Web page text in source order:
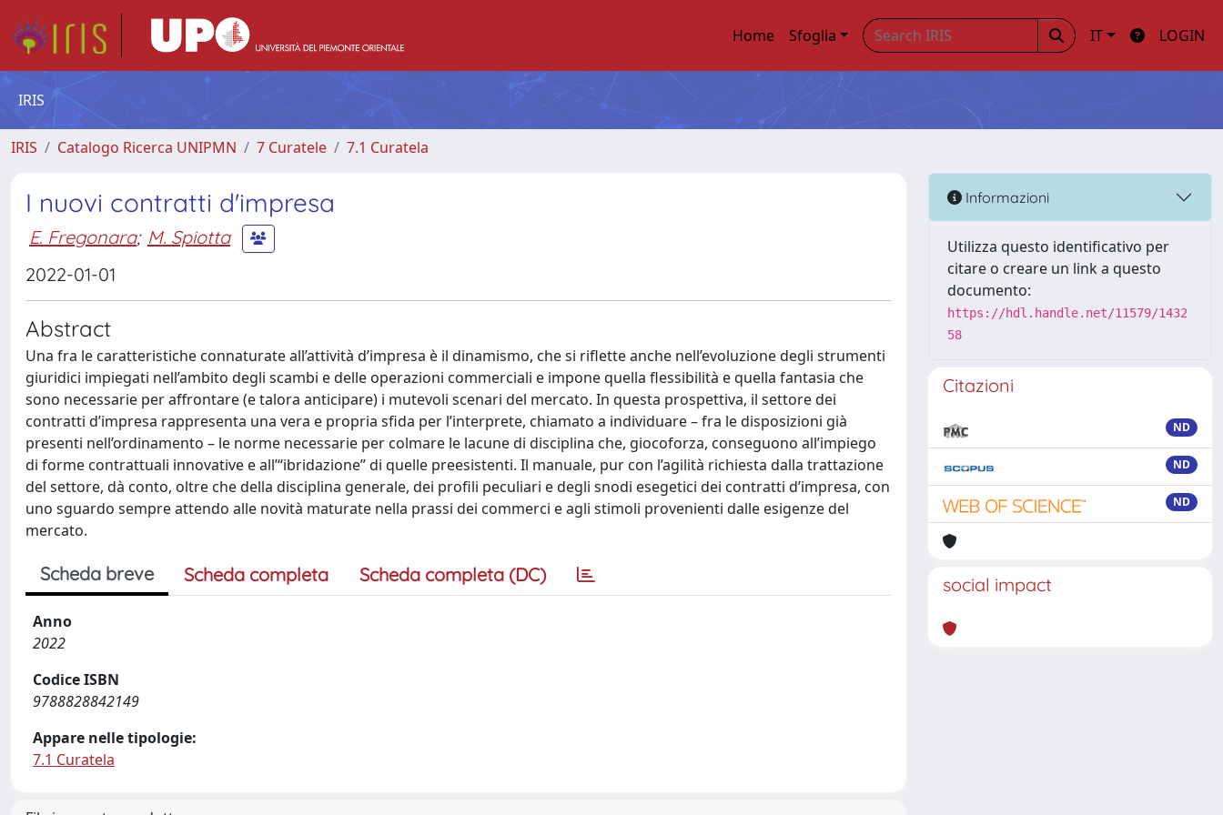
Home Sfoglia IT LOGIN
IRIS
IRIS Catalogo Ricerca UNIPMN 7 Curatele 7.1 Curatela
I nuovi contratti d'impresa
E. Fregonara; M. Spiotta
2022-01-01
Abstract
Una fra le caratteristiche connaturate all’attività d’impresa è il dinamismo, che si riflette anche nell’evoluzione degli strumenti
giuridici impiegati nell’ambito degli scambi e delle operazioni commerciali e impone quella flessibilità e quella fantasia che
sono necessarie per affrontare (e talora anticipare) i mutevoli scenari del mercato. In questa prospettiva, il settore dei
contratti d’impresa rappresenta una vera e propria sfida per l’interprete, chiamato a individuare – fra le disposizioni già
presenti nell’ordinamento – le norme necessarie per colmare le lacune di disciplina che, giocoforza, conseguono all’impiego
di forme contrattuali innovative e all’“ibridazione” di quelle preesistenti. Il manuale, pur con l’agilità richiesta dalla trattazione
del settore, dà conto, oltre che della disciplina generale, dei profili peculiari e degli snodi esegetici dei contratti d’impresa, con
uno sguardo sempre attendo alle novità maturate nella prassi dei commerci e agli stimoli provenienti dalle esigenze del
mercato.
Scheda breve Scheda completa Scheda completa (DC)
Anno
2022
Codice ISBN
9788828842149
Appare nelle tipologie:
7.1 Curatela
Informazioni
Utilizza questo identificativo per
citare o creare un link a questo
documento:
https://hdl.handle.net/11579/1432
58
Citazioni
ND
ND
ND
social impact